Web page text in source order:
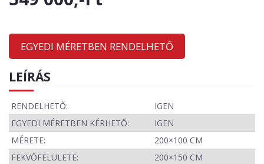
EGYEDI MÉRETBEN RENDELHETŐ
LEÍRÁS
RENDELHETŐ:
IGEN
EGYEDI MÉRETBEN KÉRHETŐ:
IGEN
MÉRETE:
200×100 CM
FEKVŐFELÜLETE:
200×150 CM